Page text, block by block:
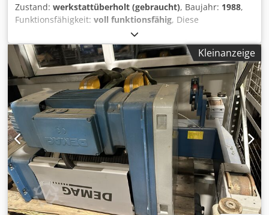
Zustand: werkstattüberholt (gebraucht), Baujahr: 1988,
Funktionsfähigkeit: voll funktionsfähig, Diese
Radialbohrmaschine 2A576 wurde komplett überholt und
auf volle Produktionsleistung gebracht. Technische
Grunddaten: Bohrdurchmesser: in Stahl 80 mm / in
Gusseisen 100 mm Spindelstockverfahrweg entlang des
Arms: 2000 mm Maximaler Bohrradius: 2500 mm
Verfahrweg der Spindel: 500 mm Spindel: ISO50 Stufenlos
einstellbarer Spindelvorschub Spindeldrehzahlbereich: 2-
1600 U/min. Säulendurchmesser: 500 mm Motorleistung
des Hauptantriebs: 7,5 kW Abmessungen L/B/H:
4180/1280/4125 mm Gewicht: 12 Tonnen Diese
Bohrmaschine erfüllt die Mindestanforderungen für
Sicherheit und Gesundheitsschutz gemäß der Richtlinie
2009/104/EG, bekannt als "Werkzeugrichtlinie". Cjdpfxsur
H I Nj Adworf Die Maschine steht zur Überprüfung unter
Strom in unserem Lager in Zentralpolen bereit.
Kleinanzeige